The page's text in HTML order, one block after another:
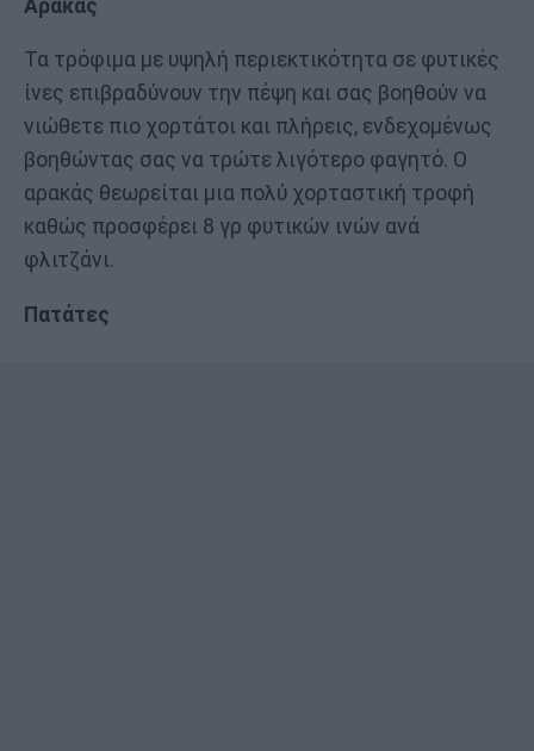
Αρακάς
Τα τρόφιμα με υψηλή περιεκτικότητα σε φυτικές
ίνες επιβραδύνουν την πέψη και σας βοηθούν να
νιώθετε πιο χορτάτοι και πλήρεις, ενδεχομένως
βοηθώντας σας να τρώτε λιγότερο φαγητό. Ο
αρακάς θεωρείται μια πολύ χορταστική τροφή
καθώς προσφέρει 8 γρ φυτικών ινών ανά
φλιτζάνι.
Πατάτες